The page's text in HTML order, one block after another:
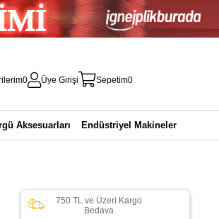
0 Üye Girişi Sepetim0
Aksesuarları Endüstriyel Makineler
750 TL ve Üzeri Kargo
Bedava